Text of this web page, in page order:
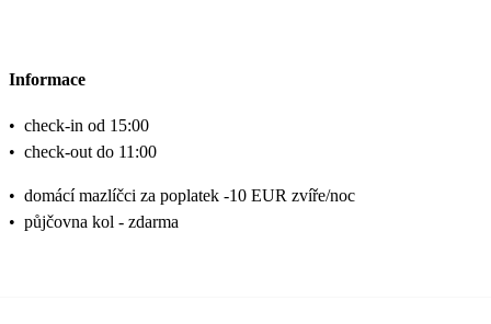
Informace
• check-in od 15:00
• check-out do 11:00
• domácí mazlíčci za poplatek -10 EUR zvíře/noc
• půjčovna kol - zdarma